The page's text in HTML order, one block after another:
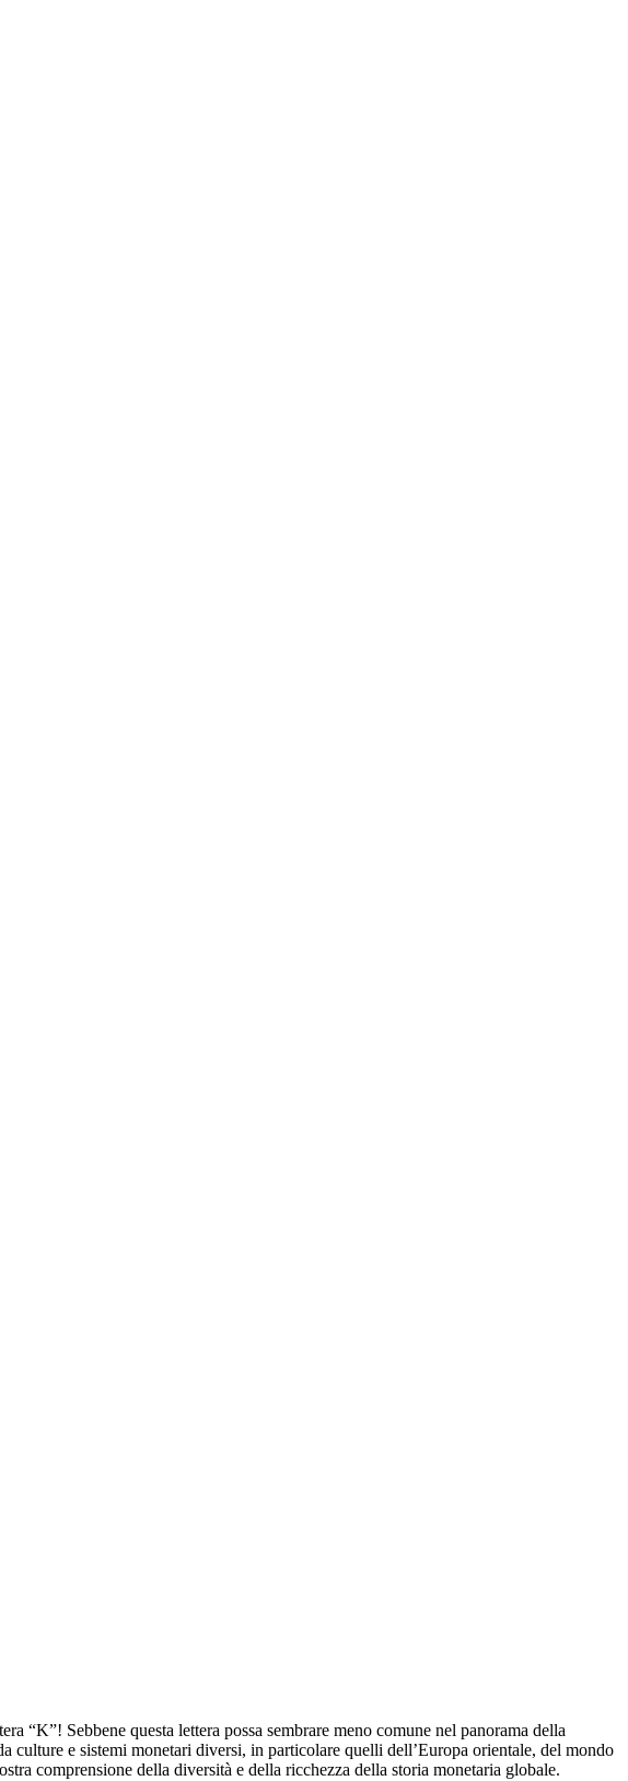
“K”! Sebbene questa lettera possa sembrare meno comune nel panorama della
culture e sistemi monetari diversi, in particolare quelli dell’Europa orientale, del mondo
comprensione della diversità e della ricchezza della storia monetaria globale.